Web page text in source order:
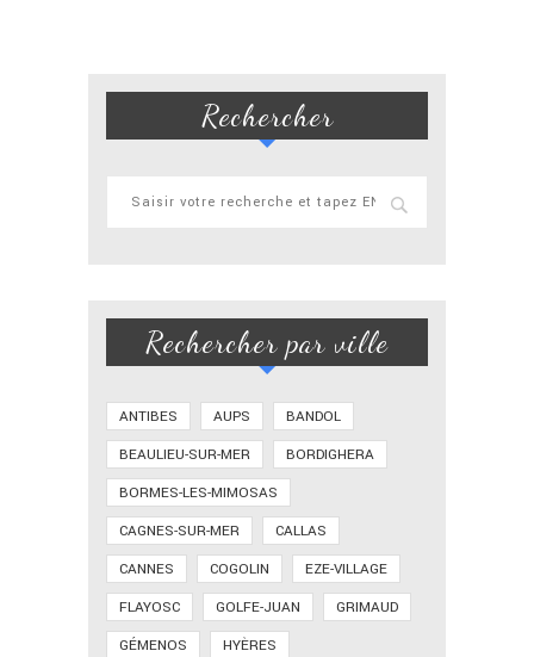
Rechercher
Rechercher par ville
ANTIBES AUPS
BANDOL
BEAULIEU-SUR-MER
BORDIGHERA
BORMES-LES-MIMOSAS
CAGNES-SUR-MER
CALLAS
CANNES
COGOLIN
EZE-VILLAGE
FLAYOSC
GOLFE-JUAN
GRIMAUD
GÉMENOS
HYÈRES